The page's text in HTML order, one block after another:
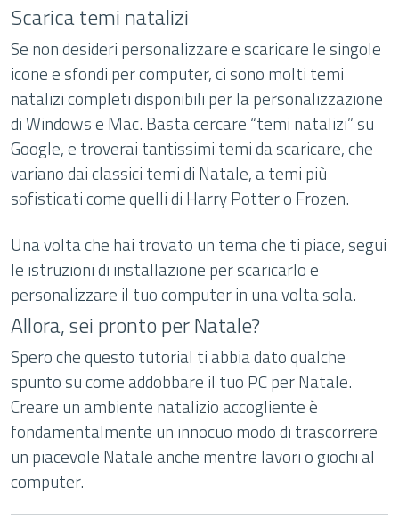
Scarica temi natalizi
Se non desideri personalizzare e scaricare le singole
icone e sfondi per computer, ci sono molti temi
natalizi completi disponibili per la personalizzazione
di Windows e Mac. Basta cercare “temi natalizi” su
Google, e troverai tantissimi temi da scaricare, che
variano dai classici temi di Natale, a temi più
sofisticati come quelli di Harry Potter o Frozen.
Una volta che hai trovato un tema che ti piace, segui
le istruzioni di installazione per scaricarlo e
personalizzare il tuo computer in una volta sola.
Allora, sei pronto per Natale?
Spero che questo tutorial ti abbia dato qualche
spunto su come addobbare il tuo PC per Natale.
Creare un ambiente natalizio accogliente è
fondamentalmente un innocuo modo di trascorrere
un piacevole Natale anche mentre lavori o giochi al
computer.